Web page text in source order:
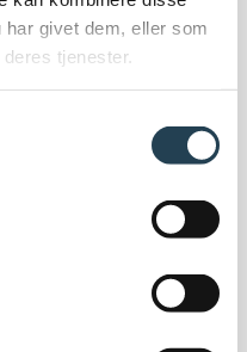
givet dem, eller som
tjenester.
(CSR) politik